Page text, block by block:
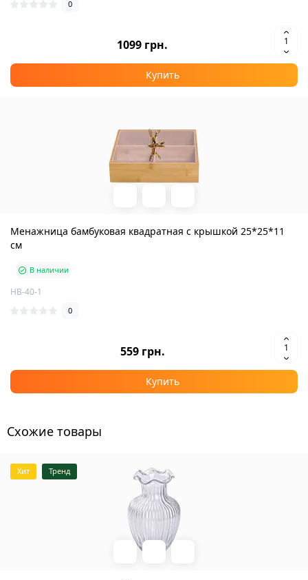
0
1099 грн.
Купить
Менажница бамбуковая квадратная с крышкой 25*25*11
см
В наличии
HB-40-1
0
559 грн.
Купить
Схожие товары
Хит Тренд